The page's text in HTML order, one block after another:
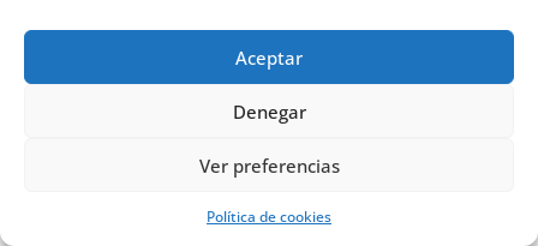
Aceptar
Denegar
Ver preferencias
Política de cookies
Home Pagina puzzle 2
High Level Puzzle
Política de cookies (UE)
Elegant Themes